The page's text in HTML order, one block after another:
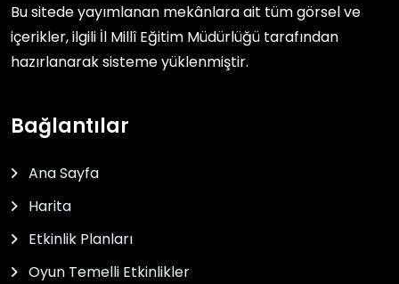
Bu sitede yayımlanan mekânlara ait tüm görsel ve
içerikler, ilgili İl Millî Eğitim Müdürlüğü tarafından
hazırlanarak sisteme yüklenmiştir.
Bağlantılar
Ana Sayfa
Harita
Etkinlik Planları
Oyun Temelli Etkinlikler